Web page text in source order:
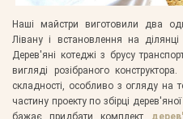
Наші майстри виготовили два
Лівану і встановлення на
Дерев'яні котеджі з брусу
вигляді розібраного
складності, особливо з огляду
частину проекту по збірці
бажає придбати комплект